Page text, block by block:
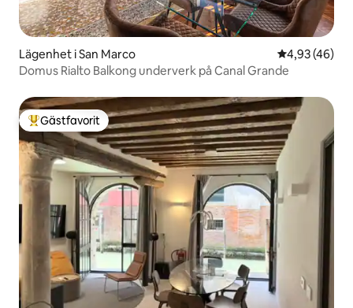
Lägenhet i San Marco 4,93 av 5 i
4,93 (46)
Domus Rialto Balkong underverk på Canal Grande
Populär gästfavorit
Gästfavorit